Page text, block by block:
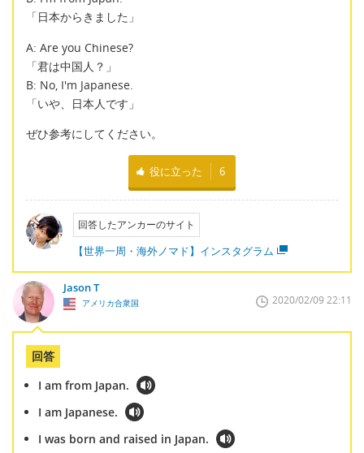
「日本からきました」
A: Are you Chinese?
「君は中国人？」
B: No, I'm Japanese.
「いや、日本人です」
ぜひ参考にしてください。
役に立った 6
回答したアンカーのサイト
【世界一周・海外ノマド】インスタグラム
Jason T
アメリカ合衆国 2020/02/09 22:11
回答
I am from Japan.
I am Japanese.
I was born and raised in Japan.